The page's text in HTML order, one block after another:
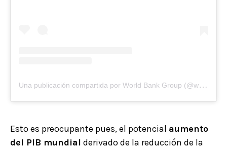
U
na publicación compartida por World Bank Group (@worldbankgroup)
Esto es preocupante pues, el potencial aumento
del PIB mundial derivado de la reducción de la